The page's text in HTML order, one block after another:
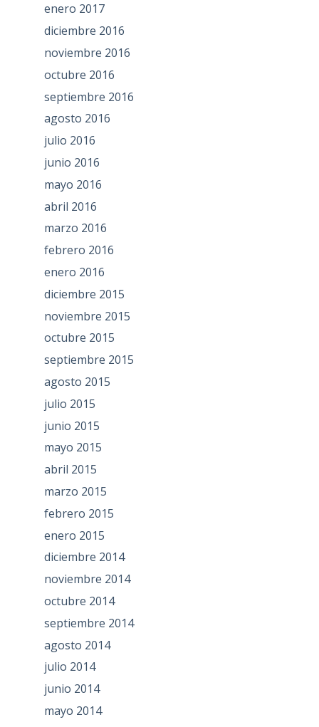
enero 2017
diciembre 2016
noviembre 2016
octubre 2016
septiembre 2016
agosto 2016
julio 2016
junio 2016
mayo 2016
abril 2016
marzo 2016
febrero 2016
enero 2016
diciembre 2015
noviembre 2015
octubre 2015
septiembre 2015
agosto 2015
julio 2015
junio 2015
mayo 2015
abril 2015
marzo 2015
febrero 2015
enero 2015
diciembre 2014
noviembre 2014
octubre 2014
septiembre 2014
agosto 2014
julio 2014
junio 2014
mayo 2014